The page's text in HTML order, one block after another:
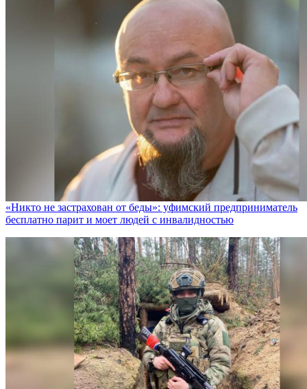
«Никто не заcтрахован от беды»: уфимский предприниматель
бесплатно парит и моет людей с инвалидностью